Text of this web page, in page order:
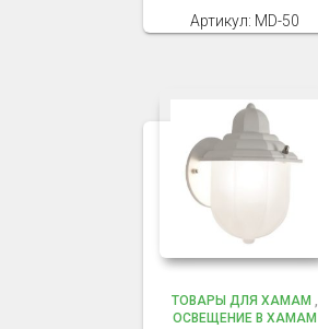
Артикул: MD-50
ТОВАРЫ ДЛЯ ХАМАМ ,
ОСВЕЩЕНИЕ В ХАМАМ